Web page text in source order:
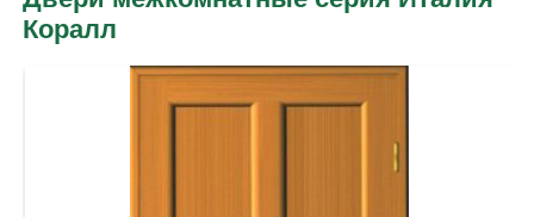
Коралл